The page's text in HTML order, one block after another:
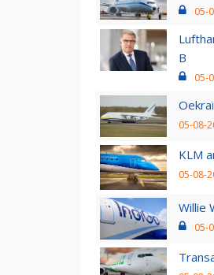
05-
B
05-
05-08-
KLM
05-08-
Willie
05-